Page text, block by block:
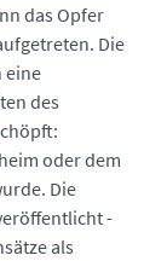
Die
eine
des
oder dem
Die
-
als